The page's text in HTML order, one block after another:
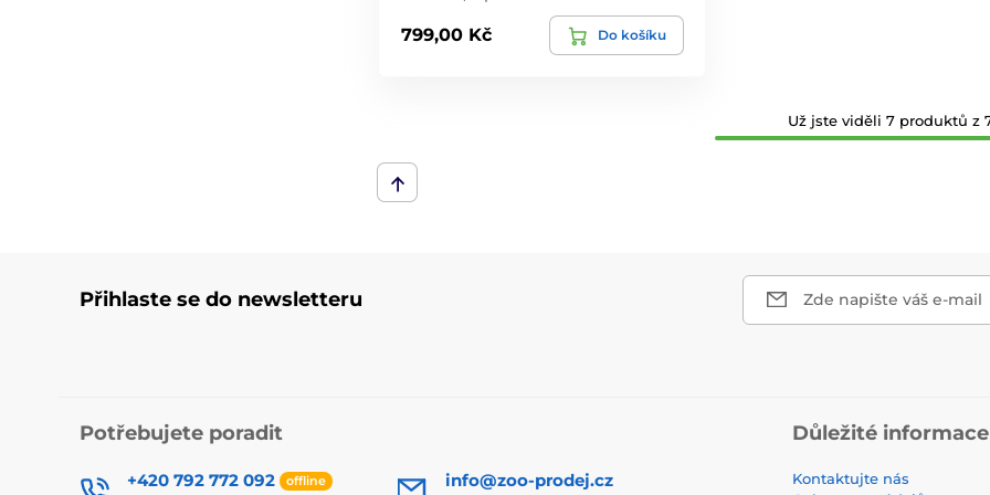
799,00 Kč Do košíku
Už jste viděli 7 produktů z
Přihlaste se do newsletteru Zde napište váš e-mail
Potřebujete poradit
+420 792 772 092 offline info@zoo-prodej.cz
Důležité informace
Kontaktujte nás